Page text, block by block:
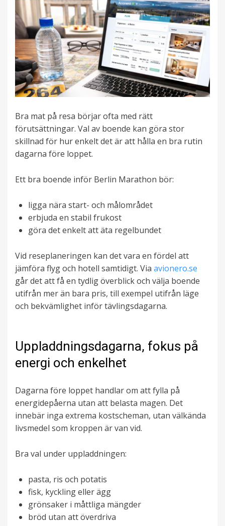
Bra mat på resa börjar ofta med rätt
förutsättningar. Val av boende kan göra stor
skillnad för hur enkelt det är att hålla en bra rutin
dagarna före loppet.
Ett bra boende inför Berlin Marathon bör:
ligga nära start- och målområdet
erbjuda en stabil frukost
göra det enkelt att äta regelbundet
Vid reseplaneringen kan det vara en fördel att
jämföra flyg och hotell samtidigt. Via avionero.se
går det att få en tydlig överblick och välja boende
utifrån mer än bara pris, till exempel utifrån läge
och bekvämlighet inför tävlingsdagarna.
Uppladdningsdagarna, fokus på
energi och enkelhet
Dagarna före loppet handlar om att fylla på
energidepåerna utan att belasta magen. Det
innebär inga extrema kostscheman, utan välkända
livsmedel som kroppen är van vid.
Bra val under uppladdningen:
pasta, ris och potatis
fisk, kyckling eller ägg
grönsaker i måttliga mängder
bröd utan att överdriva